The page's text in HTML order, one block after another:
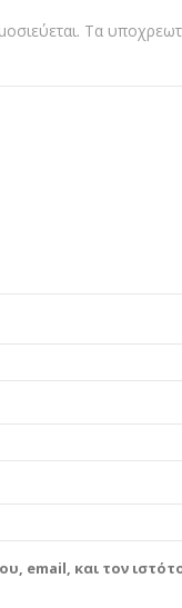
Τα
email, και τον